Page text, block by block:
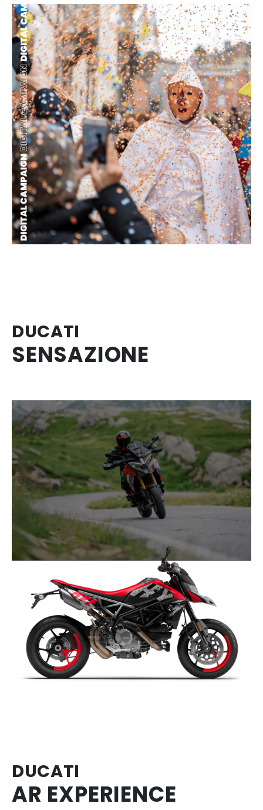
DUCATI
SENSAZIONE
DUCATI
AR EXPERIENCE